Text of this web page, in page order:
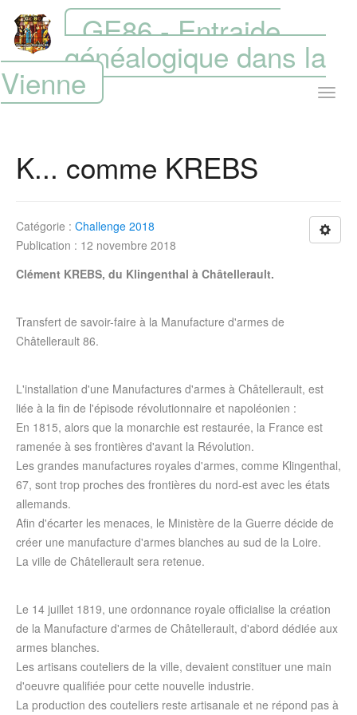
GE86 - Entraide
généalogique dans la
Vienne
K... comme KREBS
Catégorie : Challenge 2018
Publication : 12 novembre 2018
Clément KREBS, du Klingenthal à Châtellerault.
Transfert de savoir-faire à la Manufacture d'armes de
Châtellerault 86.
L'installation d'une Manufactures d'armes à Châtellerault, est
liée à la fin de l'épisode révolutionnaire et napoléonien :
En 1815, alors que la monarchie est restaurée, la France est
ramenée à ses frontières d'avant la Révolution.
Les grandes manufactures royales d'armes, comme Klingenthal,
67, sont trop proches des frontières du nord-est avec les états
allemands.
Afin d'écarter les menaces, le Ministère de la Guerre décide de
créer une manufacture d'armes blanches au sud de la Loire.
La ville de Châtellerault sera retenue.
Le 14 juillet 1819, une ordonnance royale officialise la création
de la Manufacture d'armes de Châtellerault, d'abord dédiée aux
armes blanches.
Les artisans couteliers de la ville, devaient constituer une main
d'oeuvre qualifiée pour cette nouvelle industrie.
La production des couteliers reste artisanale et ne répond pas à